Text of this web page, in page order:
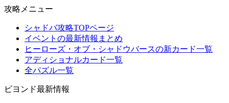
攻略メニュー
シャドバ攻略TOPページ
イベントの最新情報まとめ
ヒーローズ・オブ・シャドウバースの新カード一覧
アディショナルカード一覧
全パズル一覧
ビヨンド最新情報